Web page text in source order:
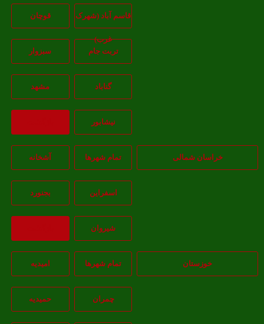
قاسم آباد (شهرک
غرب)
قوچان
تربت جام سبزوار
گناباد مشهد
نيشابور
خراسان شمالی تمام شهر‌ها آشخانه
اسفراين بجنورد
شيروان
خوزستان تمام شهر‌ها امیدیه
چمران حمیدیه